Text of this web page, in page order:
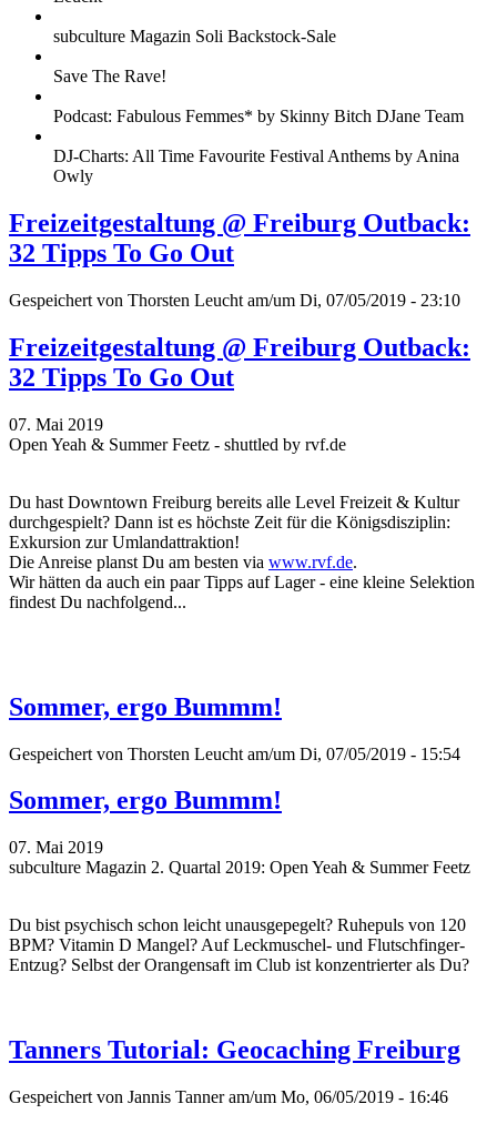
subculture Magazin Soli Backstock-Sale
Save The Rave!
Podcast: Fabulous Femmes* by Skinny Bitch DJane Team
DJ-Charts: All Time Favourite Festival Anthems by Anina
Owly
Freizeitgestaltung @ Freiburg Outback:
32 Tipps To Go Out
Gespeichert von Thorsten Leucht am/um Di, 07/05/2019 - 23:10
Freizeitgestaltung @ Freiburg Outback:
32 Tipps To Go Out
07. Mai 2019
Open Yeah & Summer Feetz - shuttled by rvf.de
Du hast Downtown Freiburg bereits alle Level Freizeit & Kultur
durchgespielt? Dann ist es höchste Zeit für die Königsdisziplin:
Exkursion zur Umlandattraktion!
Die Anreise planst Du am besten via www.rvf.de.
Wir hätten da auch ein paar Tipps auf Lager - eine kleine Selektion
findest Du nachfolgend...
Sommer, ergo Bummm!
Gespeichert von Thorsten Leucht am/um Di, 07/05/2019 - 15:54
Sommer, ergo Bummm!
07. Mai 2019
subculture Magazin 2. Quartal 2019: Open Yeah & Summer Feetz
Du bist psychisch schon leicht unausgepegelt? Ruhepuls von 120
BPM? Vitamin D Mangel? Auf Leckmuschel- und Flutschfinger-
Entzug? Selbst der Orangensaft im Club ist konzentrierter als Du?
Tanners Tutorial: Geocaching Freiburg
Gespeichert von Jannis Tanneram/um Mo, 06/05/2019 - 16:46